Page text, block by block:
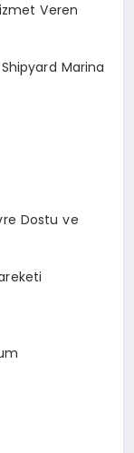
Veren
Marina
Dostu ve